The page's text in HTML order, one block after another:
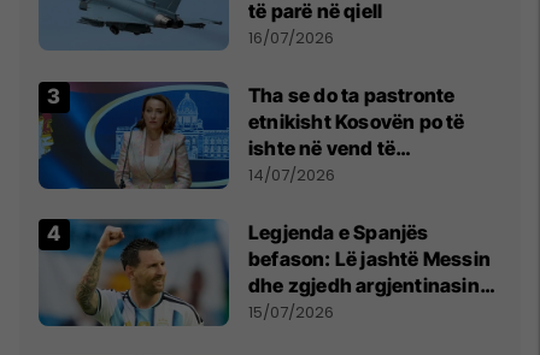
të parë në qiell
16/07/2026
Tha se do ta pastronte
etnikisht Kosovën po të
ishte në vend të
Millosheviqit, Lëvizja e
kërkon shkarkimin e
menjëhershëm të
Snezhana Paunoviq
14/07/2026
Legjenda e Spanjës
befason: Lë jashtë Messin
dhe zgjedh argjentinasin
më të mirë në botë
15/07/2026